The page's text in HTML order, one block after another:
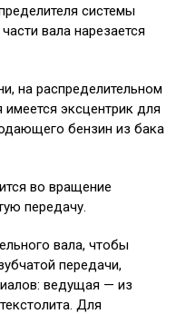
системы
вала нарезается
на распределительном
эксцентрик для
бензин из бака
во вращение
передачу.
вала, чтобы
передачи,
ведущая — из
Для